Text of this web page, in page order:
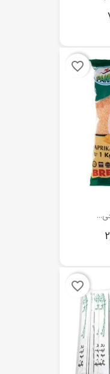
favorite_border
favorite_border